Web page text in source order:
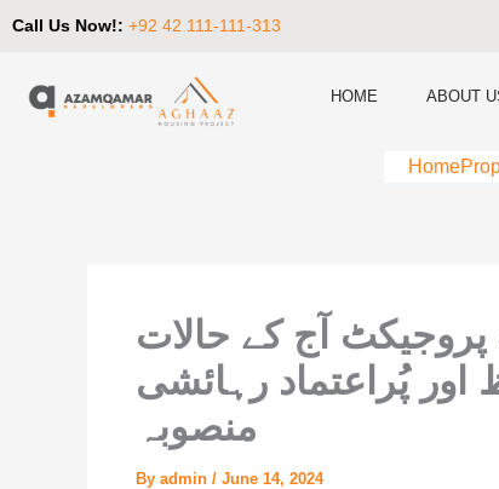
Call Us Now!: +92 42 111-111-313
HOME ABOUT
Home
پروجیکٹ آج کے حالات
پُراعتماد رہائشی
منصوبہ
By admin / June 14, 2024